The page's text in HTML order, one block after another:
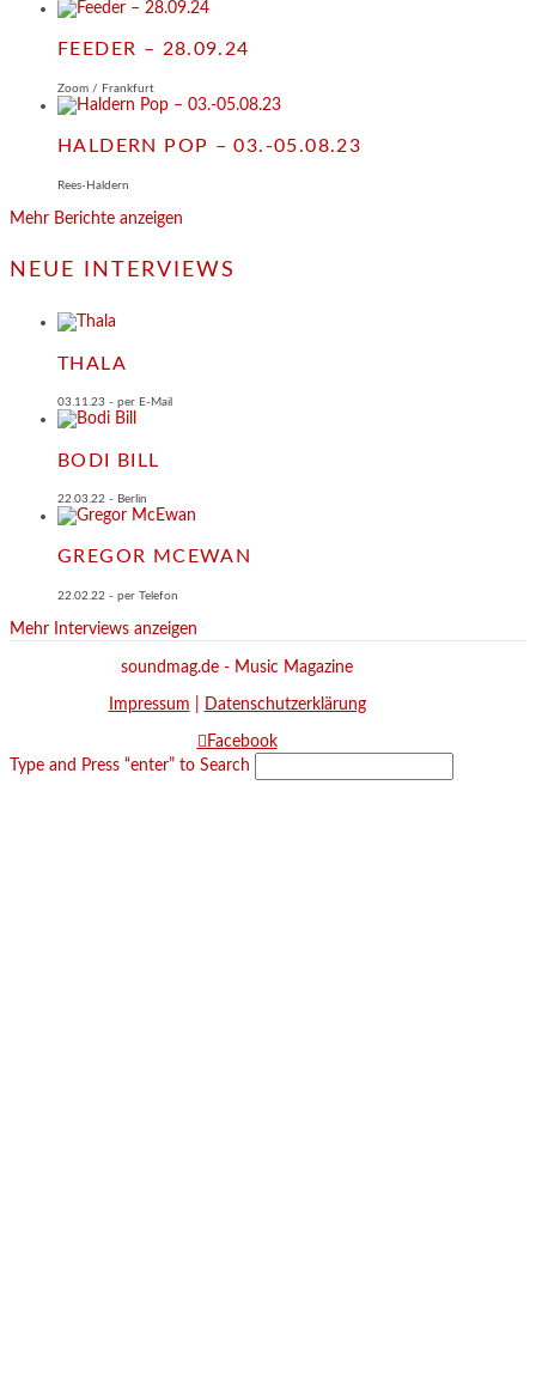
FEEDER – 28.09.24
Zoom / Frankfurt
HALDERN POP – 03.-05.08.23
Rees-Haldern
Mehr Berichte anzeigen
NEUE INTERVIEWS
THALA
03.11.23 - per E-Mail
BODI BILL
22.03.22 - Berlin
GREGOR MCEWAN
22.02.22 - per Telefon
Mehr Interviews anzeigen
soundmag.de - Music Magazine
Impressum Datenschutzerklärung
Facebook
Type and Press “enter” to Search